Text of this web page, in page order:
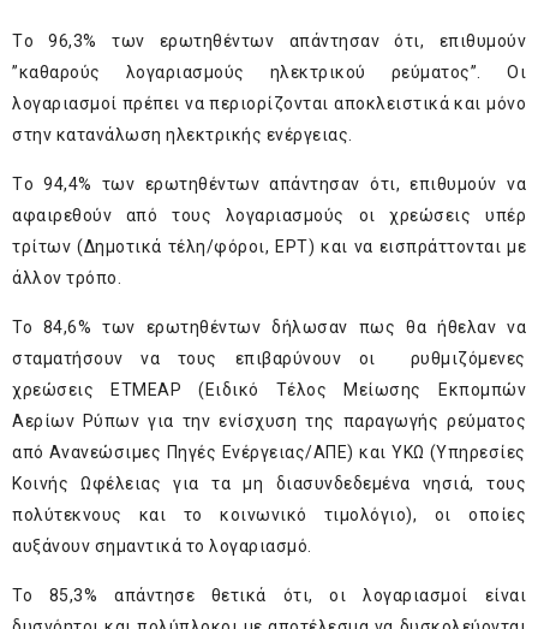
Tο 96,3% των ερωτηθέντων απάντησαν ότι, επιθυμούν
”καθαρούς λογαριασμούς ηλεκτρικού ρεύματος”. Οι
λογαριασμοί πρέπει να περιορίζονται αποκλειστικά και μόνο
στην κατανάλωση ηλεκτρικής ενέργειας.
Tο 94,4% των ερωτηθέντων απάντησαν ότι, επιθυμούν να
αφαιρεθούν από τους λογαριασμούς οι χρεώσεις υπέρ
τρίτων (Δημοτικά τέλη/φόροι, ΕΡΤ) και να εισπράττονται με
άλλον τρόπο.
Το 84,6% των ερωτηθέντων δήλωσαν πως θα ήθελαν να
σταματήσουν να τους επιβαρύνουν οι ρυθμιζόμενες
χρεώσεις ΕΤΜΕΑΡ (Ειδικό Τέλος Μείωσης Εκπομπών
Αερίων Ρύπων για την ενίσχυση της παραγωγής ρεύματος
από Ανανεώσιμες Πηγές Ενέργειας/ΑΠΕ) και ΥΚΩ (Υπηρεσίες
Κοινής Ωφέλειας για τα μη διασυνδεδεμένα νησιά, τους
πολύτεκνους και το κοινωνικό τιμολόγιο), οι οποίες
αυξάνουν σημαντικά το λογαριασμό.
Το 85,3% απάντησε θετικά ότι, οι λογαριασμοί είναι